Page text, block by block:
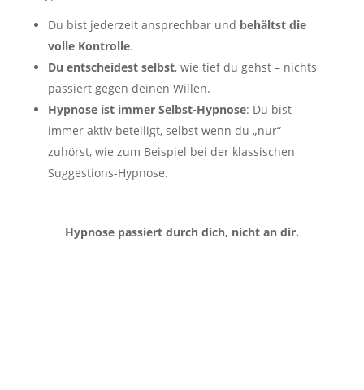
Du bist jederzeit ansprechbar und behältst die
volle Kontrolle.
Du entscheidest selbst, wie tief du gehst – nichts
passiert gegen deinen Willen.
Hypnose ist immer Selbst-Hypnose: Du bist
immer aktiv beteiligt, selbst wenn du „nur“
zuhörst, wie zum Beispiel bei der klassischen
Suggestions-Hypnose.
Hypnose passiert durch dich, nicht an dir.